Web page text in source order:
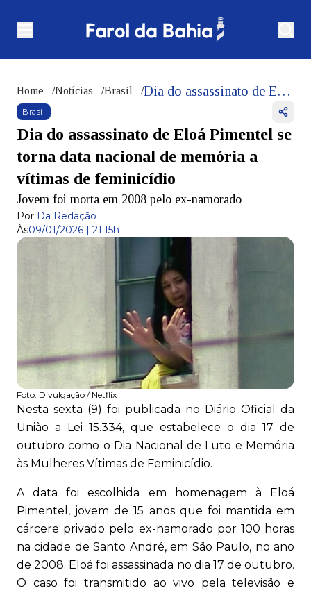
Home /Notícias /Brasil / Dia do assassinato de Eloá Pimentel se torna data nacional de memória a vítimas de feminicídio
Brasil
Dia do assassinato de Eloá Pimentel se
torna data nacional de memória a
vítimas de feminicídio
Jovem foi morta em 2008 pelo ex-namorado
Por Da Redação
Às09/01/2026 | 21:15h
Foto: Divulgação / Netflix
Nesta sexta (9) foi publicada no Diário Oficial da
União a Lei 15.334, que estabelece o dia 17 de
outubro como o Dia Nacional de Luto e Memória
às Mulheres Vítimas de Feminicídio.
A data foi escolhida em homenagem à Eloá
Pimentel, jovem de 15 anos que foi mantida em
cárcere privado pelo ex-namorado por 100 horas
na cidade de Santo André, em São Paulo, no ano
de 2008. Eloá foi assassinada no dia 17 de outubro.
O caso foi transmitido ao vivo pela televisão e